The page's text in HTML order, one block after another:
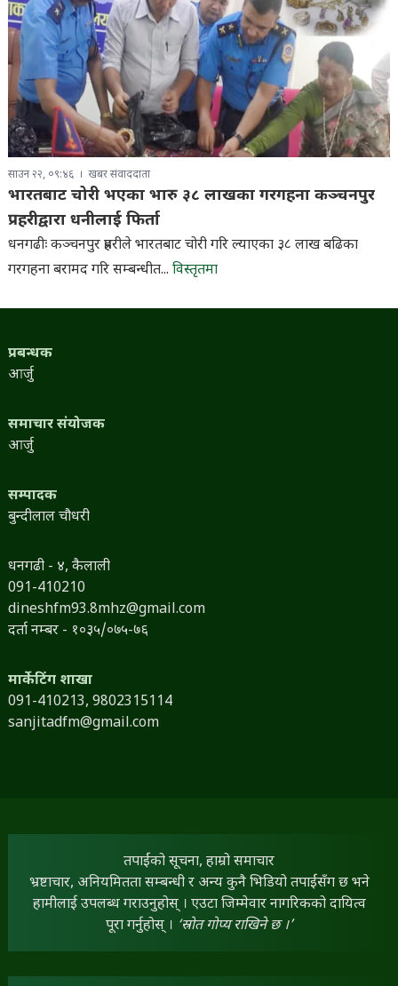
साउन २२, ०९:४६ खबर संवाददाता
भारतबाट चोरी भएका भारु ३८ लाखका गरगहना कञ्चनपुर
प्रहरीद्वारा धनीलाई फिर्ता
धनगढीः कञ्चनपुर प्रहरीले भारतबाट चोरी गरि ल्याएका ३८ लाख बढिका
गरगहना बरामद गरि सम्बन्धीत... विस्तृतमा
प्रबन्धक
आर्जु
समाचार संयोजक
आर्जु
सम्पादक
बुन्दीलाल चौधरी
धनगढी - ४, कैलाली
091-410210
dineshfm93.8mhz@gmail.com
दर्ता नम्बर - १०३५/०७५-७६
मार्केटिंग शाखा
091-410213, 9802315114
sanjitadfm@gmail.com
तपाईंको सूचना, हाम्रो समाचार
भ्रष्टाचार, अनियमितता सम्बन्धी र अन्य कुनै भिडियो तपाईंसँग छ भने
हामीलाई उपलब्ध गराउनुहोस् । एउटा जिम्मेवार नागरिकको दायित्व
पूरा गर्नुहोस् । ‘स्रोत गोप्य राखिने छ ।’